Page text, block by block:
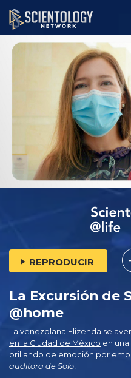
REPRODUCIR
La Excursión de
@home
La venezolana Elizenda se
en la Ciudad de México en una
brillando de emoción por
auditora de Solo!